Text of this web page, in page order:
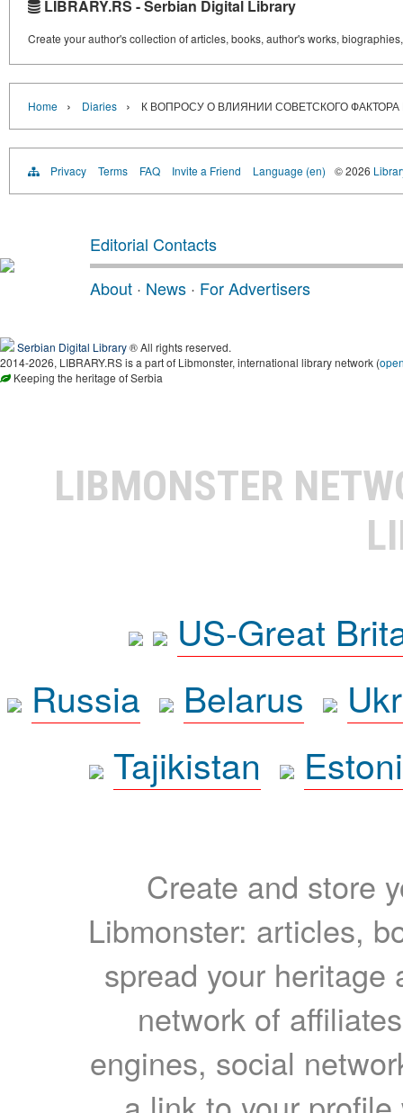
LIBRARY.RS - Serbian Digital Library
Create your author's collection of articles, books, author's works,
Home › Diaries › К ВОПРОСУ О ВЛИЯНИИ СОВЕТСКОГО ФАКТОРА
Privacy Terms FAQ Invite a Friend Language (en) © 2026
Editorial Contacts
About · News · For Advertisers
Serbian Digital Library® All rights reserved.
2014-2026, LIBRARY.RS is a part of Libmonster, international library network (
Keeping the heritage of Serbia
LIBMONSTER
US-Great
Russia
Belarus
Tajikistan
Create and store
Libmonster: articles,
spread your heritage
network of
engines, social